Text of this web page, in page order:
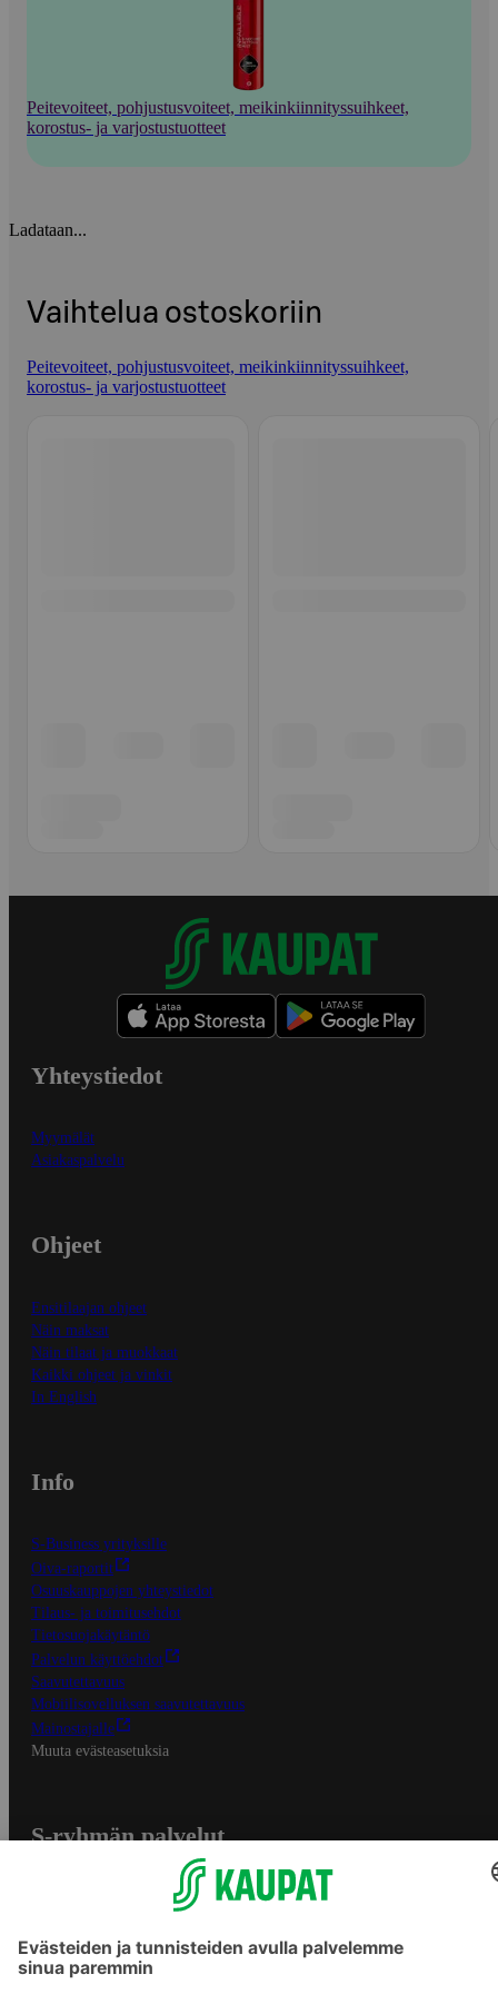
Peitevoiteet, pohjustusvoiteet, meikinkiinnityssuihkeet,
korostus- ja varjostustuotteet
Ladataan...
Vaihtelua ostoskoriin
Peitevoiteet, pohjustusvoiteet, meikinkiinnityssuihkeet,
korostus- ja varjostustuotteet
Yhteystiedot
Myymälät
Asiakaspalvelu
Ohjeet
Ensitilaajan ohjeet
Näin maksat
Näin tilaat ja muokkaat
Kaikki ohjeet ja vinkit
In English
Info
S-Business yrityksille
Oiva-raportit
Osuuskauppojen yhteystiedot
Tilaus- ja toimitusehdot
Tietosuojakäytäntö
Palvelun käyttöehdot
Saavutettavuus
Mobiilisovelluksen saavutettavuus
Mainostajalle
Muuta evästeasetuksia
S-ryhmän palvelut
Yhteishyvä Ruoka -sovellus
S-ostoslista -sovellus